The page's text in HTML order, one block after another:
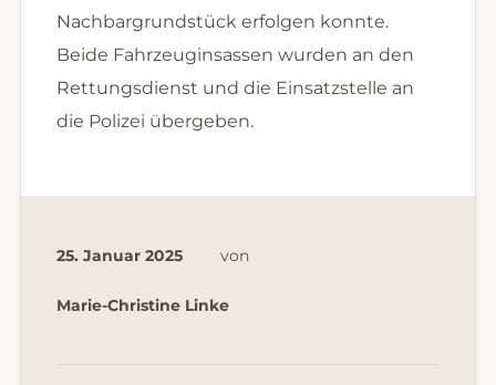
Nachbargrundstück erfolgen konnte.
Beide Fahrzeuginsassen wurden an den
Rettungsdienst und die Einsatzstelle an
die Polizei übergeben.
25. Januar 2025 von
Marie-Christine Linke